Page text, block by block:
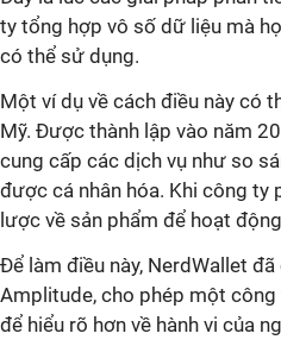
ty tổng hợp vô số dữ liệu mà
có thể sử dụng.
Một ví dụ về cách điều này có
Mỹ. Được thành lập vào năm
cung cấp các dịch vụ như so
được cá nhân hóa. Khi công ty
lược về sản phẩm để hoạt
Để làm điều này, NerdWallet
Amplitude, cho phép một
để hiểu rõ hơn về hành vi của